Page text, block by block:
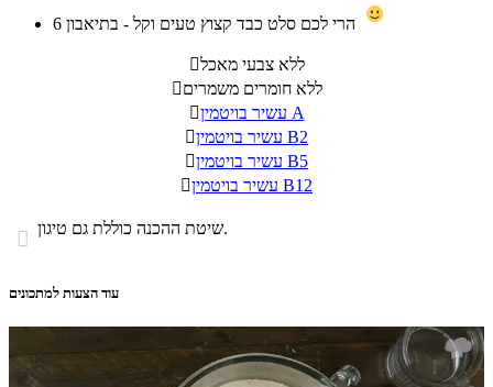
6
ללא צבעי מאכל
ללא חומרים משמרים

עשיר בויטמין A

עשיר בויטמין B2

עשיר בויטמין B5

עשיר בויטמין B12
 שיטת ההכנה כוללת גם טיגון.
עוד הצעות למתכונים